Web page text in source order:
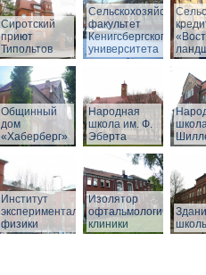
Сиротский
приют
Типольтов
факультет
Кенигсбергского
университета
Общинный
дом
«Хаберберг»
Народная
школа им. Ф.
Эберта
Институт
экспериментальной
физики
Изолятор
офтальмологической
клиники